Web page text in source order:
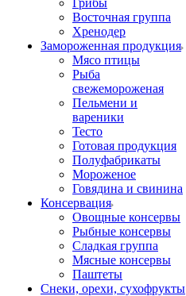
Грибы
Восточная группа
Хренодер
Замороженная продукция
Мясо птицы
Рыба
свежемороженая
Пельмени и
вареники
Тесто
Готовая продукция
Полуфабрикаты
Мороженое
Говядина и свинина
Консервация
Овощные консервы
Рыбные консервы
Сладкая группа
Мясные консервы
Паштеты
Снеки, орехи, сухофрукты